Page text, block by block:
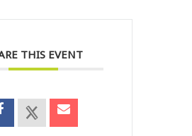
THIS EVENT